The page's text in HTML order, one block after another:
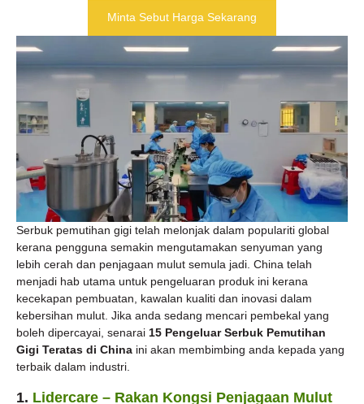
Serbuk pemutihan gigi telah melonjak dalam populariti global
kerana pengguna semakin mengutamakan senyuman yang
lebih cerah dan penjagaan mulut semula jadi. China telah
menjadi hab utama untuk pengeluaran produk ini kerana
kecekapan pembuatan, kawalan kualiti dan inovasi dalam
kebersihan mulut. Jika anda sedang mencari pembekal yang
boleh dipercayai, senarai 15 Pengeluar Serbuk Pemutihan
Gigi Teratas di China ini akan membimbing anda kepada yang
terbaik dalam industri.
1. Lidercare – Rakan Kongsi Penjagaan Mulut
Minta Sebut Harga Sekarang